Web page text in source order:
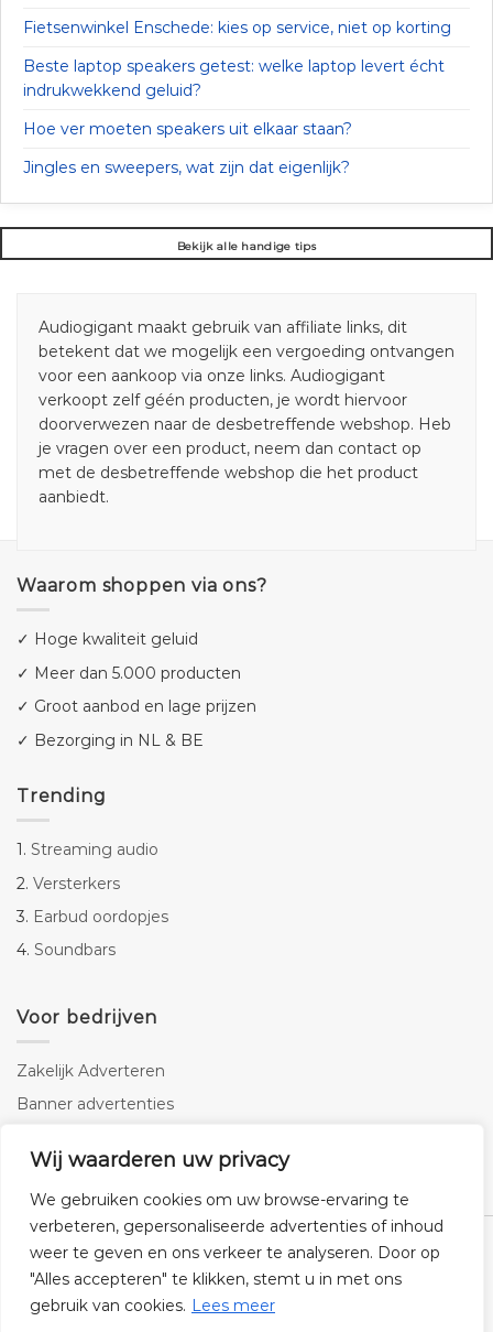
Wij waarderen uw privacy
We gebruiken cookies om uw browse-ervaring te
verbeteren, gepersonaliseerde advertenties of inhoud
weer te geven en ons verkeer te analyseren. Door op
"Alles accepteren" te klikken, stemt u in met ons
gebruik van cookies. Lees meer
Fietsenwinkel Enschede: kies op service, niet op korting
Beste laptop speakers getest: welke laptop levert écht
indrukwekkend geluid?
Hoe ver moeten speakers uit elkaar staan?
Jingles en sweepers, wat zijn dat eigenlijk?
Bekijk alle handige tips
Audiogigant maakt gebruik van affiliate links, dit
betekent dat we mogelijk een vergoeding ontvangen
voor een aankoop via onze links. Audiogigant
verkoopt zelf géén producten, je wordt hiervoor
doorverwezen naar de desbetreffende webshop. Heb
je vragen over een product, neem dan contact op
met de desbetreffende webshop die het product
aanbiedt.
Waarom shoppen via ons?
✓ Hoge kwaliteit geluid
✓ Meer dan 5.000 producten
✓ Groot aanbod en lage prijzen
✓ Bezorging in NL & BE
Trending
1. Streaming audio
2. Versterkers
3. Earbud oordopjes
4. Soundbars
Voor bedrijven
Zakelijk Adverteren
Banner advertenties
SEO copywriting